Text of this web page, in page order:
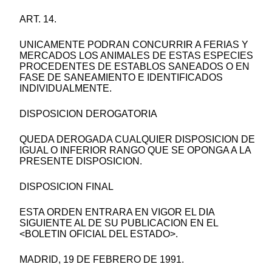
ART. 14.
UNICAMENTE PODRAN CONCURRIR A FERIAS Y
MERCADOS LOS ANIMALES DE ESTAS ESPECIES
PROCEDENTES DE ESTABLOS SANEADOS O EN
FASE DE SANEAMIENTO E IDENTIFICADOS
INDIVIDUALMENTE.
DISPOSICION DEROGATORIA
QUEDA DEROGADA CUALQUIER DISPOSICION DE
IGUAL O INFERIOR RANGO QUE SE OPONGA A LA
PRESENTE DISPOSICION.
DISPOSICION FINAL
ESTA ORDEN ENTRARA EN VIGOR EL DIA
SIGUIENTE AL DE SU PUBLICACION EN EL
<BOLETIN OFICIAL DEL ESTADO>.
MADRID, 19 DE FEBRERO DE 1991.